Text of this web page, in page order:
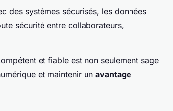
des systèmes sécurisés, les données
sécurité entre collaborateurs,
et fiable est non seulement sage
et maintenir un avantage